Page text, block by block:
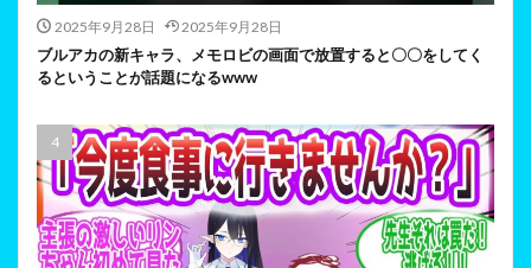
2025年9月28日 2025年9月28日
ブルアカの新キャラ、メモロビの画面で放置すると〇〇をしてく
るということが話題になるwww